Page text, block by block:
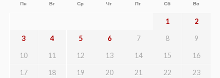
Пн Вт Ср Чт Пт Сб Вс
1 2
3 4 5 6 7 8 9
10 11 12 13 14 15 16
17 18 19 20 21 22 23